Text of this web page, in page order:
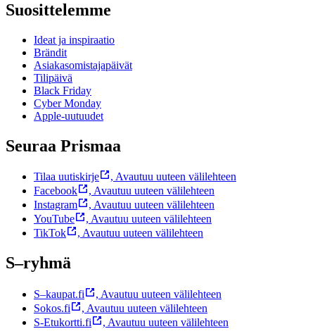
Suosittelemme
Ideat ja inspiraatio
Brändit
Asiakasomistajapäivät
Tilipäivä
Black Friday
Cyber Monday
Apple-uutuudet
Seuraa Prismaa
Tilaa uutiskirje , Avautuu uuteen välilehteen
Facebook
, Avautuu uuteen välilehteen
Instagram
, Avautuu uuteen välilehteen
YouTube
, Avautuu uuteen välilehteen
TikTok
, Avautuu uuteen välilehteen
S–ryhmä
S–kaupat.fi , Avautuu uuteen välilehteen
Sokos.fi
, Avautuu uuteen välilehteen
S-Etukortti.fi
, Avautuu uuteen välilehteen